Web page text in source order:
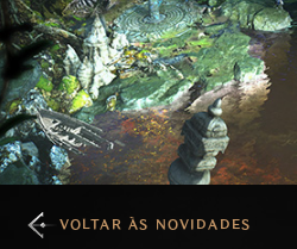
VOLTAR ÀS NOVIDADES